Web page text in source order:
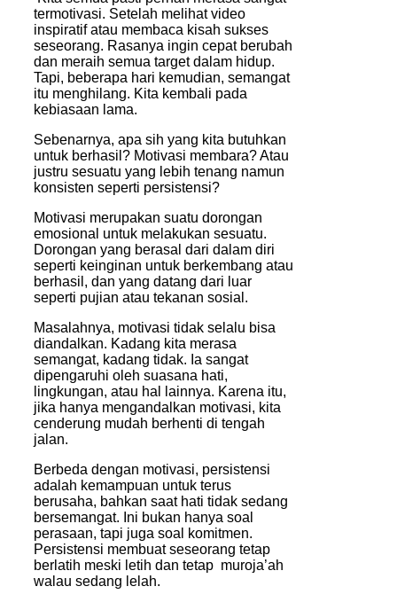
termotivasi. Setelah melihat video
inspiratif atau membaca kisah sukses
seseorang. Rasanya ingin cepat berubah
dan meraih semua target dalam hidup.
Tapi, beberapa hari kemudian, semangat
itu menghilang. Kita kembali pada
kebiasaan lama.
Sebenarnya, apa sih yang kita butuhkan
untuk berhasil? Motivasi membara? Atau
justru sesuatu yang lebih tenang namun
konsisten seperti persistensi?
Motivasi merupakan suatu dorongan
emosional untuk melakukan sesuatu.
Dorongan yang berasal dari dalam diri
seperti keinginan untuk berkembang atau
berhasil, dan yang datang dari luar
seperti pujian atau tekanan sosial.
Masalahnya, motivasi tidak selalu bisa
diandalkan. Kadang kita merasa
semangat, kadang tidak. Ia sangat
dipengaruhi oleh suasana hati,
lingkungan, atau hal lainnya. Karena itu,
jika hanya mengandalkan motivasi, kita
cenderung mudah berhenti di tengah
jalan.
Berbeda dengan motivasi, persistensi
adalah kemampuan untuk terus
berusaha, bahkan saat hati tidak sedang
bersemangat. Ini bukan hanya soal
perasaan, tapi juga soal komitmen.
Persistensi membuat seseorang tetap
berlatih meski letih dan tetap muroja’ah
walau sedang lelah.